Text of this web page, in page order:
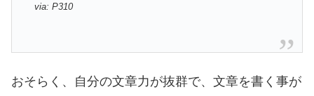
via: P310
おそらく、自分の文章力が抜群で、文章を書く事が